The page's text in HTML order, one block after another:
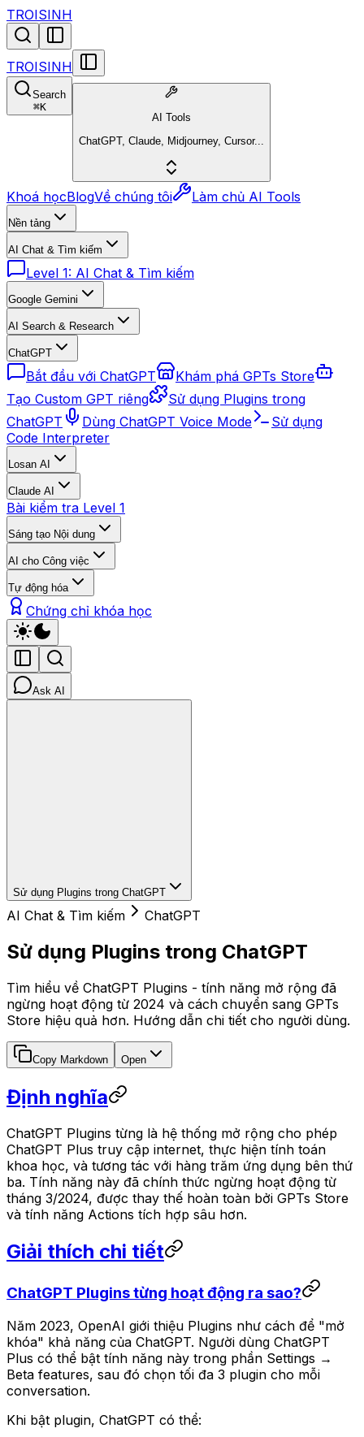
TROISINH
TROISINH
Search
⌘K
AI Tools
ChatGPT, Claude, Midjourney, Cursor...
Khoá họcBlogVề chúng tôi Làm chủ AI Tools
Nền tảng
AI Chat & Tìm kiếm
Level 1: AI Chat & Tìm kiếm
Google Gemini
AI Search & Research
ChatGPT
Bắt đầu với ChatGPT
Khám phá GPTs Store
Tạo Custom GPT riêng
Sử dụng Plugins trong
ChatGPT
Dùng ChatGPT Voice Mode
Sử dụng
Code Interpreter
Losan AI
Claude AI
Bài kiểm tra Level 1
Sáng tạo Nội dung
AI cho Công việc
Tự động hóa
Chứng chỉ khóa học
Ask AI
Sử dụng Plugins trong ChatGPT
AI Chat & Tìm kiếm ChatGPT
Sử dụng Plugins trong ChatGPT
Tìm hiểu về ChatGPT Plugins - tính năng mở rộng đã
ngừng hoạt động từ 2024 và cách chuyển sang GPTs
Store hiệu quả hơn. Hướng dẫn chi tiết cho người dùng.
Copy Markdown Open
Định nghĩa
ChatGPT Plugins từng là hệ thống mở rộng cho phép
ChatGPT Plus truy cập internet, thực hiện tính toán
khoa học, và tương tác với hàng trăm ứng dụng bên thứ
ba. Tính năng này đã chính thức ngừng hoạt động từ
tháng 3/2024, được thay thế hoàn toàn bởi GPTs Store
và tính năng Actions tích hợp sâu hơn.
Giải thích chi tiết
ChatGPT Plugins từng hoạt động ra sao?
Năm 2023, OpenAI giới thiệu Plugins như cách để "mở
khóa" khả năng của ChatGPT. Người dùng ChatGPT
Plus có thể bật tính năng này trong phần Settings →
Beta features, sau đó chọn tối đa 3 plugin cho mỗi
conversation.
Khi bật plugin, ChatGPT có thể: